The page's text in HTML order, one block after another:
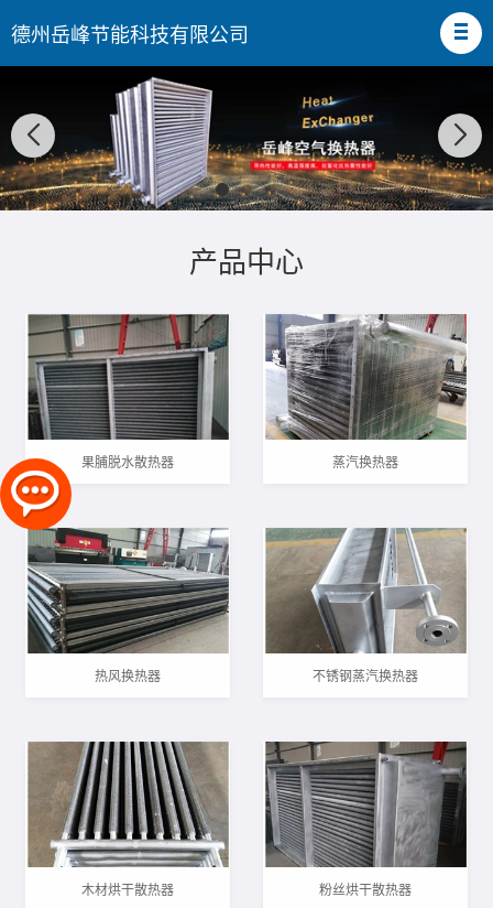
德州岳峰节能科技有限公司
产品中心
果脯脱水散热器 蒸汽换热器
热风换热器 不锈钢蒸汽换热器
木材烘干散热器 粉丝烘干散热器